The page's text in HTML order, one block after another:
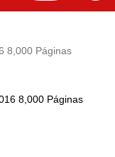
8,000 Páginas